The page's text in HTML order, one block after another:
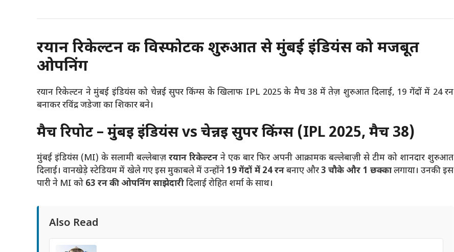
रयान रिकेल्टन की विस्फोटक शुरुआत से मुंबई इंडियंस को मजबूत
ओपनिंग
रयान रिकेल्टन ने मुंबई इंडियंस को चेन्नई सुपर किंग्स के खिलाफ IPL 2025 के मैच 38 में तेज़ शुरुआत दिलाई, 19 गेंदों में 24 रन
बनाकर रविंद्र जडेजा का शिकार बने।
मैच रिपोर्ट – मुंबई इंडियंस vs चेन्नई सुपर किंग्स (IPL 2025, मैच 38)
मुंबई इंडियंस (MI) के सलामी बल्लेबाज़ रयान रिकेल्टन ने एक बार फिर अपनी आक्रामक बल्लेबाज़ी से टीम को शानदार शुरुआत
दिलाई। वानखेड़े स्टेडियम में खेले गए इस मुकाबले में उन्होंने19 गेंदों में 24 रनबनाए और3 चौके और 1 छक्कालगाया। उनकी इस
पारी ने MI को 63 रन की ओपनिंग साझेदारीदिलाई रोहित शर्मा के साथ।
Also Read